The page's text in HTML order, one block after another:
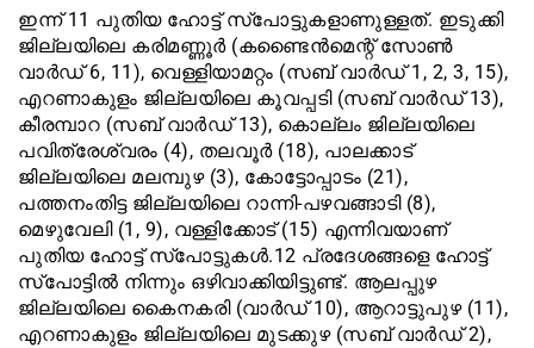
ഇന്ന് 11 പുതിയ ഹോട്ട് സ്‌പോട്ടുകളാണുള്ളത്. ഇടുക്കി
ജില്ലയിലെ കരിമണ്ണൂര്‍ (കണ്ടൈന്‍മെന്റ് സോണ്‍
വാര്‍ഡ് 6, 11), വെള്ളിയാമറ്റം (സബ് വാര്‍ഡ് 1, 2, 3, 15),
എറണാകുളം ജില്ലയിലെ കൂവപ്പടി (സബ് വാര്‍ഡ് 13),
കീരമ്പാറ (സബ് വാര്‍ഡ് 13), കൊല്ലം ജില്ലയിലെ
പവിത്രേശ്വരം (4), തലവൂര്‍ (18), പാലക്കാട്
ജില്ലയിലെ മലമ്പുഴ (3), കോട്ടോപ്പാടം (21),
പത്തനംതിട്ട ജില്ലയിലെ റാന്നി-പഴവങ്ങാടി (8),
മെഴുവേലി (1, 9), വള്ളിക്കോട് (15) എന്നിവയാണ്
പുതിയ ഹോട്ട് സ്‌പോട്ടുകള്‍.12 പ്രദേശങ്ങളെ ഹോട്ട്
സ്‌പോട്ടില്‍ നിന്നും ഒഴിവാക്കിയിട്ടുണ്ട്. ആലപ്പുഴ
ജില്ലയിലെ കൈനകരി (വാര്‍ഡ് 10), ആറാട്ടുപുഴ (11),
എറണാകുളം ജില്ലയിലെ മുടക്കുഴ (സബ് വാര്‍ഡ് 2),